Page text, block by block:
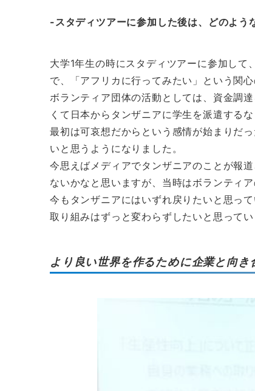
-スタディツアーに参加した後は、どのよう
大学1年生の時にスタディツアーに参加し
で、「アフリカに行ってみたい」という関
ボランティア団体の活動としては、資金調
くて日本からタンザニアに学生を派遣する
最初は可哀想だからという感情が始まりだ
いと思うようになりました。
今思えばメディアでタンザニアのことが報
ないかなと思いますが、当時はボランティア
今もタンザニアにはいずれ戻りたいと思っ
取り組みはずっと変わらずしたいと思ってい
より良い世界を作るために企業と向き